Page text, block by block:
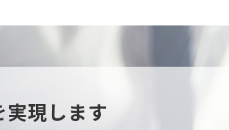
現します